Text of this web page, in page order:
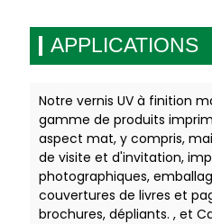
APPLICATIONS
Notre vernis UV à finition
gamme de produits
aspect mat, y compris,
de visite et d'invitation,
photographiques,
couvertures de livres et
brochures, dépliants. , et